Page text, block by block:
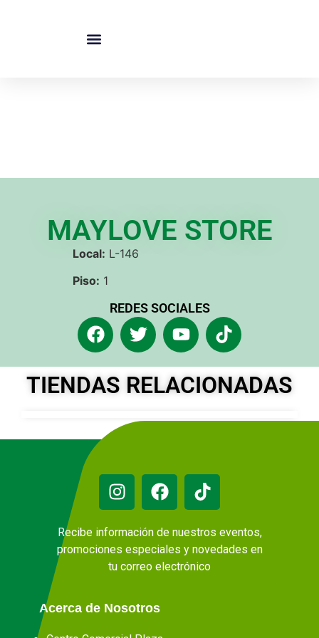
MAYLOVE STORE
Local: L-146
Piso: 1
REDES SOCIALES
TIENDAS RELACIONADAS
Recibe información de nuestros eventos,
promociones especiales y novedades en
tu correo electrónico
Acerca de Nosotros